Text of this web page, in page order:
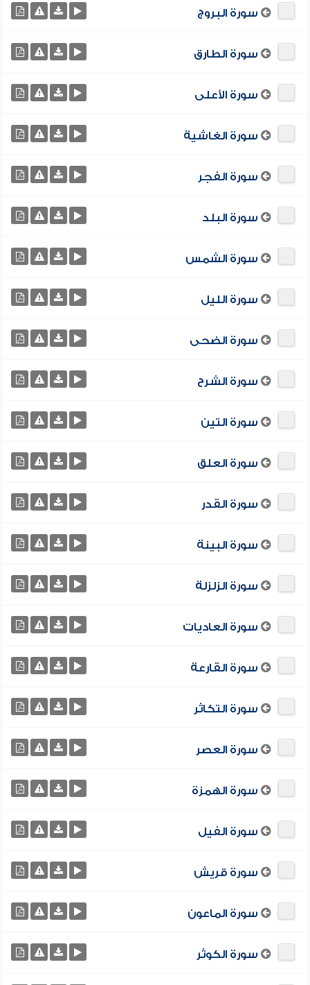
سورة البروج
سورة الطارق
سورة الأعلى
سورة الغاشية
سورة الفجر
سورة البلد
سورة الشمس
سورة الليل
سورة الضحى
سورة الشرح
سورة التين
سورة العلق
سورة القدر
سورة البينة
سورة الزلزلة
سورة العاديات
سورة القارعة
سورة التكاثر
سورة العصر
سورة الهمزة
سورة الفيل
سورة قريش
سورة الماعون
سورة الكوثر